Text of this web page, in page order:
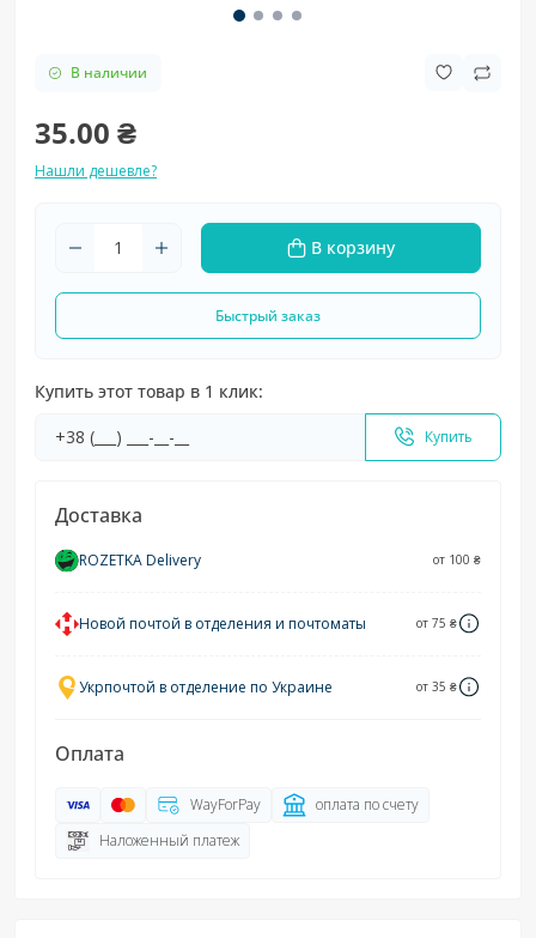
В наличии
35.00 ₴
Нашли дешевле?
В корзину
Быстрый заказ
Купить этот товар в 1 клик:
Купить
Доставка
ROZETKA Delivery от 100 ₴
Новой почтой в отделения и почтоматы от 75 ₴
Укрпочтой в отделение по Украине от 35 ₴
Оплата
WayForPay
оплата по счету
Наложенный платеж